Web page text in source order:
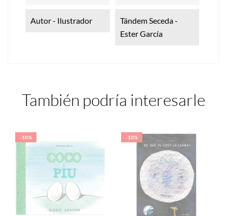
Autor - Ilustrador
Tándem Seceda -
Ester García
También podría interesarle
-10% -10%